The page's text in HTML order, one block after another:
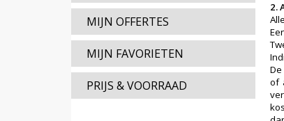
MIJN OFFERTES
MIJN FAVORIETEN
PRIJS & VOORRAAD
2.
of